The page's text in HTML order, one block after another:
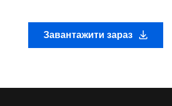
Завантажити зараз